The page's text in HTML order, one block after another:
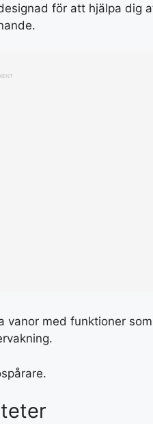
för att hjälpa dig
vanor med funktioner som